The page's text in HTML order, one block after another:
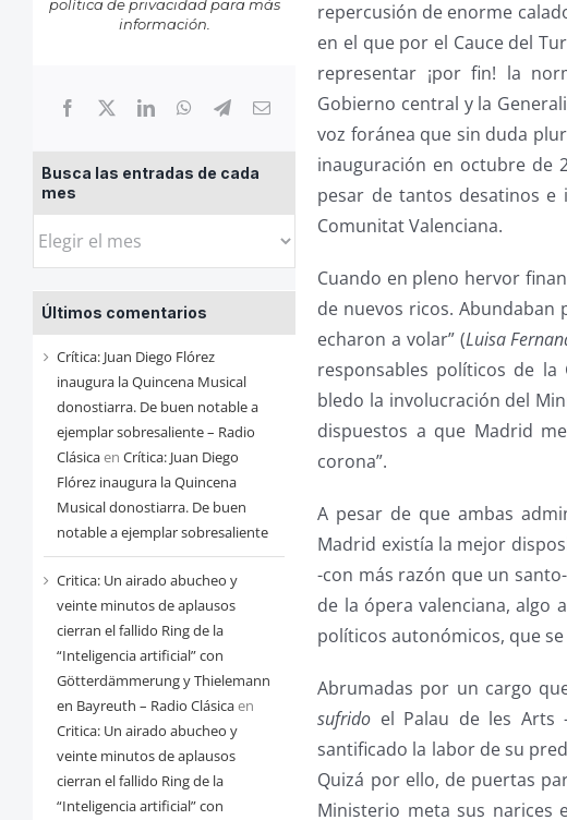
política de privacidadpara más
información.
Busca las entradas de cada
mes
Busca
entradas
de
cada
mes
Últimos comentarios
Crítica: Juan Diego Flórez
inaugura la Quincena Musical
donostiarra. De buen notable a
ejemplar sobresaliente – Radio
Clásicaen Crítica: Juan Diego
Flórez inaugura la Quincena
Musical donostiarra. De buen
notable a ejemplar sobresaliente
Critica: Un airado abucheo y
veinte minutos de aplausos
cierran el fallido Ring de la
“Inteligencia artificial” con
Götterdämmerung y Thielemann
en Bayreuth – Radio Clásicaen
Critica: Un airado abucheo y
veinte minutos de aplausos
cierran el fallido Ring de la
“Inteligencia artificial” con
repercusión de enorme
en el que por el Cauce del
representar ¡por fin! la
Gobierno central y la
voz foránea que sin duda
inauguración en octubre de
pesar de tantos desatinos
Comunitat Valenciana.
Cuando en pleno hervor
de nuevos ricos. Abundaban
echaron a volar” (Luisa
responsables políticos de la
bledo la involucración del
dispuestos a que Madrid
corona”.
A pesar de que ambas
Madrid existía la mejor
-con más razón que un
de la ópera valenciana, algo
políticos autonómicos, que
Abrumadas por un cargo
sufrido el Palau de les Arts
santificado la labor de su
Quizá por ello, de puertas
Ministerio meta sus narices